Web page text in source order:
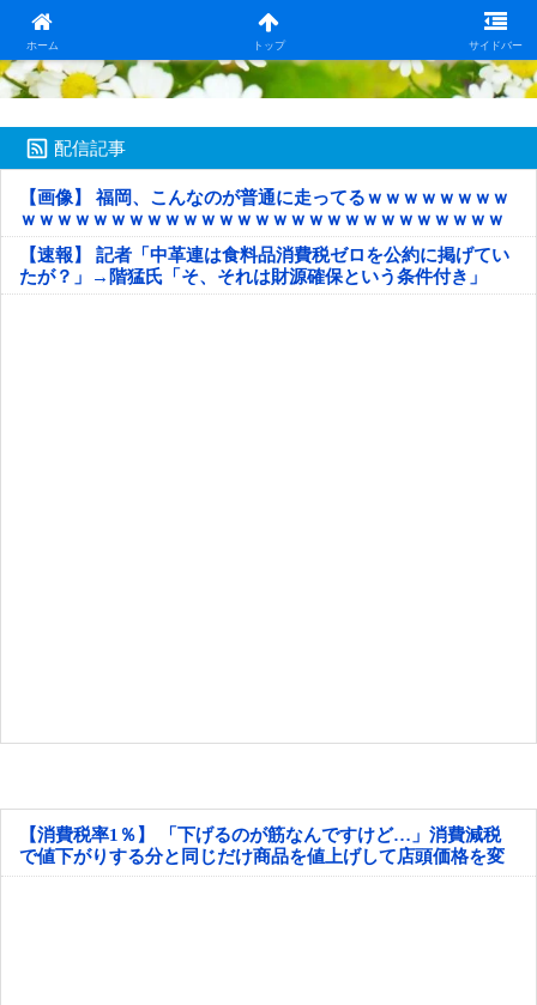
ホーム トップ サイドバー
日本第一！ニュース録
配信記事
【画像】 福岡、こんなのが普通に走ってるｗｗｗｗｗｗｗｗ
ｗｗｗｗｗｗｗｗｗｗｗｗｗｗｗｗｗｗｗｗｗｗｗｗｗｗｗ
ｗｗｗｗｗ
【速報】 記者「中革連は食料品消費税ゼロを公約に掲げてい
たが？」→階猛氏「そ、それは財源確保という条件付き」
【消費税率1％】 「下げるのが筋なんですけど…」消費減税
で値下がりする分と同じだけ商品を値上げして店頭価格を変
えない店も